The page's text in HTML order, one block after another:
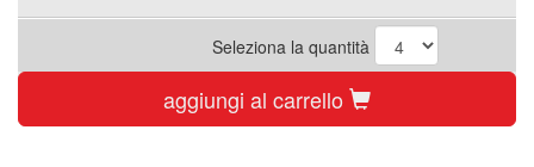
Seleziona la quantità
aggiungi al carrello